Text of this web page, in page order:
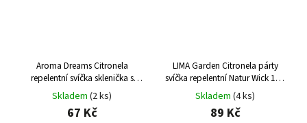
Aroma Dreams Citronela
repelentní svíčka sklenička s
víčkem 120ml
Skladem (2 ks)
67 Kč
LIMA Garden Citronela párty
svíčka repelentní Natur Wick 170
Skladem (4 ks)
89 Kč